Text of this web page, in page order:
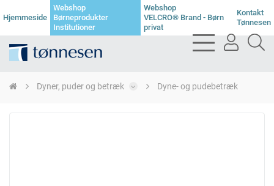
Hjemmeside
Webshop
Børneprodukter
Institutioner
Webshop
VELCRO® Brand - Børn
privat
Kontakt
Tønnesen
bars
light
user
Dyner, puder og betræk Dyne- og pudebetræk